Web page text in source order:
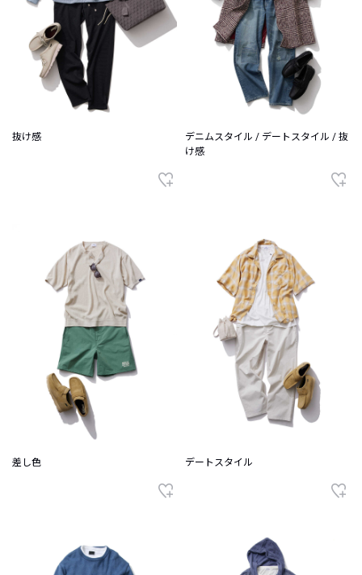
抜け感
デニムスタイル / デートスタイル / 抜
け感
差し色 デートスタイル